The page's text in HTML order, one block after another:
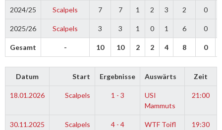
2024/25 Scalpels 7 7 1 2 3 2 0
2025/26 Scalpels 3 3 1 0 1 6 0
Gesamt - 10 10 2 2 4 8 0
Datum Start Ergebnisse Auswärts Zeit
18.01.2026 Scalpels 1 - 3
USI
Mammuts
21:00
30.11.2025 Scalpels 4 - 4
WTF Toifl
19:30